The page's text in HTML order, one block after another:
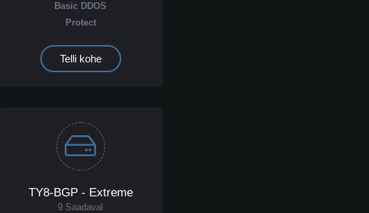
Basic DDOS
Protect
Telli kohe
TY8-BGP - Extreme
9 Saadaval